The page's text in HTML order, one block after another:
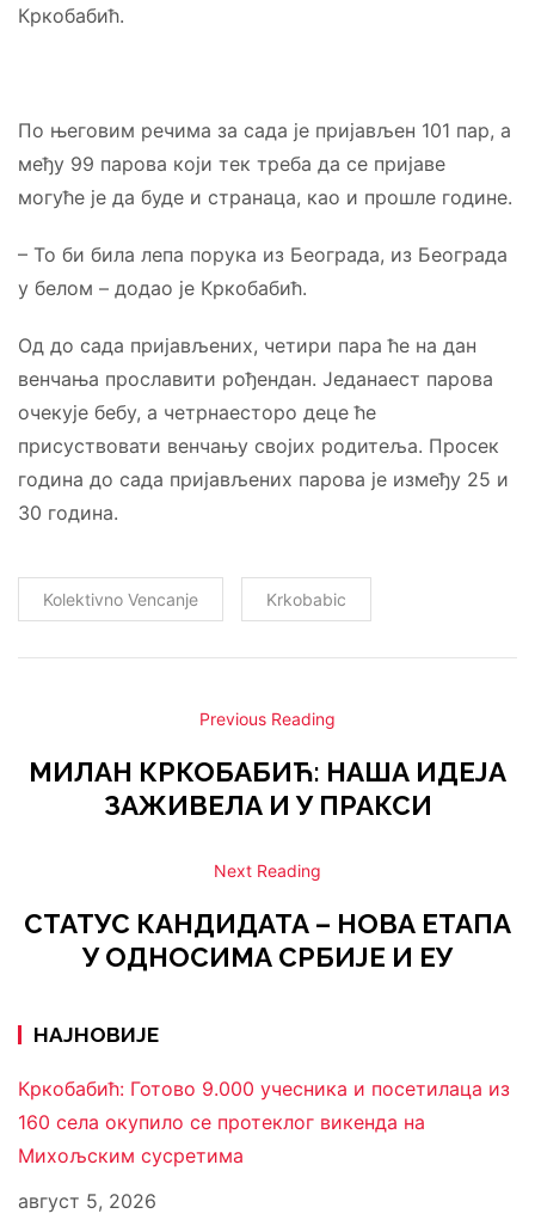
Кркобабић.
По његовим речима за сада је пријављен 101 пар, а
међу 99 парова који тек треба да се пријаве
могуће је да буде и странаца, као и прошле године.
– То би била лепа порука из Београда, из Београда
у белом – додао је Кркобабић.
Од до сада пријављених, четири пара ће на дан
венчања прославити рођендан. Једанаест парова
очекује бебу, а четрнаесторо деце ће
присуствовати венчању својих родитеља. Просек
година до сада пријављених парова је између 25 и
30 година.
Kolektivno Vencanje Krkobabic
Previous Reading
МИЛАН КРКОБАБИЋ: НАША ИДЕЈА
ЗАЖИВЕЛА И У ПРАКСИ
Next Reading
СТАТУС КАНДИДАТА – НОВА ЕТАПА
У ОДНОСИМА СРБИЈЕ И ЕУ
НАЈНОВИЈЕ
Кркобабић: Готово 9.000 учесника и посетилаца из
160 села окупило се протеклог викенда на
Михољским сусретима
август 5, 2026